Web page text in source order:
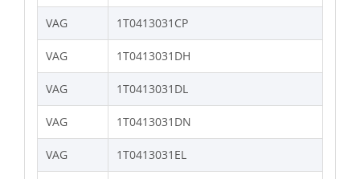
VAG 1T0413031CP
VAG 1T0413031DH
VAG 1T0413031DL
VAG 1T0413031DN
VAG 1T0413031EL